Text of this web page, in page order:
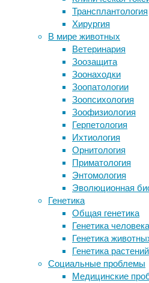
Трансплантология
Хирургия
В мире животных
Ветеринария
Зоозащита
Зоонаходки
Зоопатологии
Зоопсихология
Зоофизиология
Герпетология
Ихтиология
Орнитология
Приматология
Энтомология
Эволюционная
Генетика
Общая генетика
Генетика человека
Генетика
Генетика растений
Социальные проблемы
Медицинские
инструменты
методы,
медицина,
мозг
,
нейрофизиология
психиатрия
Немецкие
ученые
опубликовали
результаты
годового
исследования
инвазивной
стимуляции
головного
мозга
лечения
депрессии.
Инфографика: сколько
разлагается пластик
Опухоль из
перекрыла просвет
ливанки
Орнитологи описали
яркоокрашенных птиц
Перу
Как дофамин помогает
Следите за